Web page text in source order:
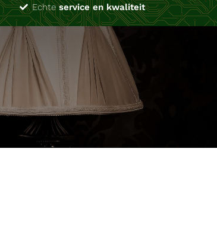
Echteservice en kwaliteit